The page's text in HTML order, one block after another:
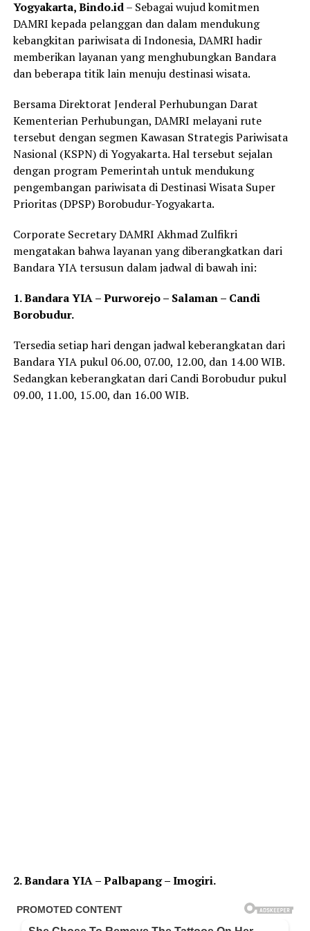
Yogyakarta, Bindo.id– Sebagai wujud komitmen
DAMRI kepada pelanggan dan dalam mendukung
kebangkitan pariwisata di Indonesia, DAMRI hadir
memberikan layanan yang menghubungkan Bandara
dan beberapa titik lain menuju destinasi wisata.
Bersama Direktorat Jenderal Perhubungan Darat
Kementerian Perhubungan, DAMRI melayani rute
tersebut dengan segmen Kawasan Strategis Pariwisata
Nasional (KSPN) di Yogyakarta. Hal tersebut sejalan
dengan program Pemerintah untuk mendukung
pengembangan pariwisata di Destinasi Wisata Super
Prioritas (DPSP) Borobudur-Yogyakarta.
Corporate Secretary DAMRI Akhmad Zulfikri
mengatakan bahwa layanan yang diberangkatkan dari
Bandara YIA tersusun dalam jadwal di bawah ini:
1. Bandara YIA – Purworejo – Salaman – Candi
Borobudur.
Tersedia setiap hari dengan jadwal keberangkatan dari
Bandara YIA pukul 06.00, 07.00, 12.00, dan 14.00 WIB.
Sedangkan keberangkatan dari Candi Borobudur pukul
09.00, 11.00, 15.00, dan 16.00 WIB.
2. Bandara YIA – Palbapang – Imogiri.